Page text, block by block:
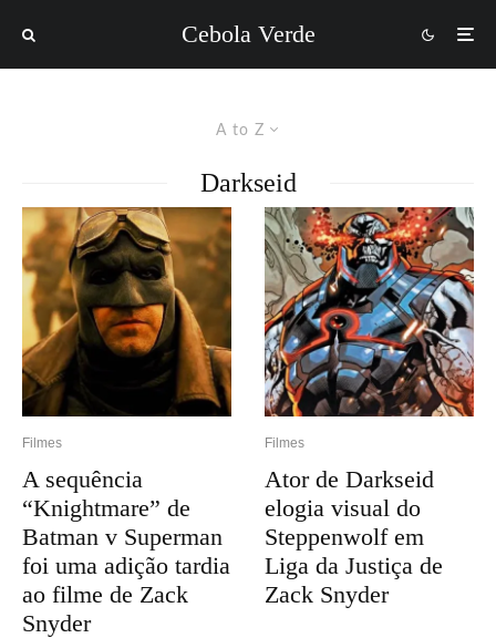
Cebola Verde
A to Z
Darkseid
Filmes
A sequência
“Knightmare” de
Batman v Superman
foi uma adição tardia
ao filme de Zack
Snyder
Filmes
Ator de Darkseid
elogia visual do
Steppenwolf em
Liga da Justiça de
Zack Snyder